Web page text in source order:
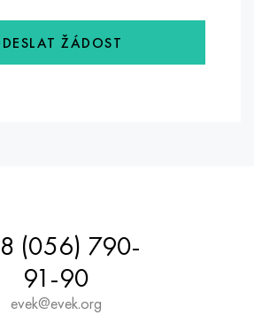
ŽÁDOST
(056) 790-
91-90
evek@evek.org